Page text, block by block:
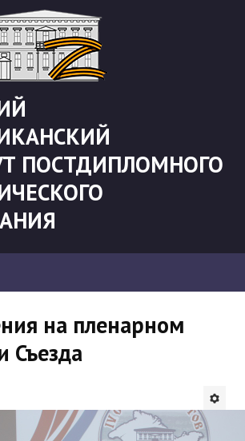
ПОСТДИПЛОМНОГО
на пленарном
Съезда